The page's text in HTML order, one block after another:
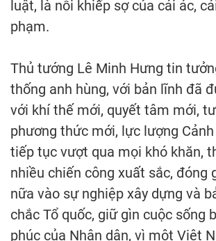
luật, là nỗi khiếp sợ của cái ác,
phạm.
Thủ tướng Lê Minh Hưng tin
thống anh hùng, với bản lĩnh đã
với khí thế mới, quyết tâm mới,
phương thức mới, lực lượng
tiếp tục vượt qua mọi khó khăn,
nhiều chiến công xuất sắc, đóng
nữa vào sự nghiệp xây dựng và
chắc Tổ quốc, giữ gìn cuộc sống
phúc của Nhân dân, vì một Việt